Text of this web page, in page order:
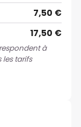
7,50 €
17,50 €
à
les tarifs